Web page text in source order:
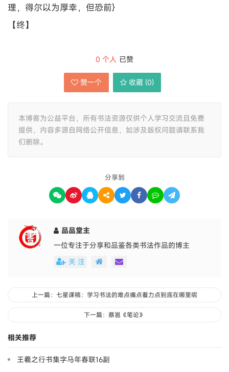
理，得尔以为厚幸，但恐前}
【终】
0 个人 已赞
赞一个 收藏 (0)
本博客为公益平台，所有书法资源仅供个人学习交流且免费
提供，内容多源自网络公开信息，如涉及版权问题请联系我
们删除。
分享到
品品堂主
一位专注于分享和品鉴各类书法作品的博主
关 注
上一篇：七星课稿：学习书法的难点痛点着力点到底在哪里呢
下一篇：蔡邕《笔论》
相关推荐
王羲之行书集字马年春联16副